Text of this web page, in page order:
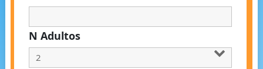
N Adultos